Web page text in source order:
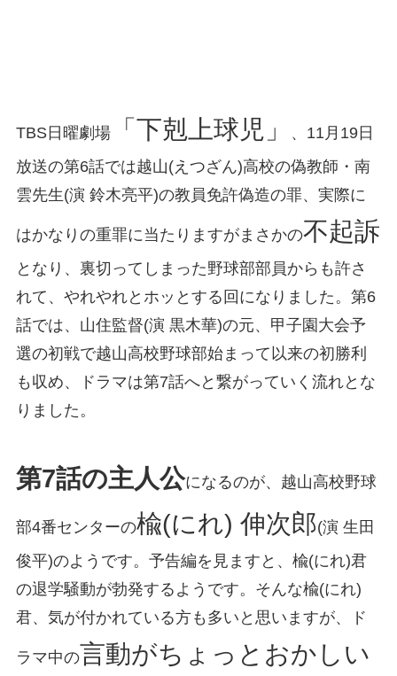
TBS日曜劇場「下剋上球児」
、11月19日
放送の第6話では越山(えつざん)高校の偽教師・南
雲先生(演 鈴木亮平)の教員免許偽造の罪、実際に
はかなりの重罪に当たりますがまさかの不起訴
となり、裏切ってしまった野球部部員からも許さ
れて、やれやれとホッとする回になりました。第6
話では、山住監督(演 黒木華)の元、甲子園大会予
選の初戦で越山高校野球部始まって以来の初勝利
も収め、ドラマは第7話へと繋がっていく流れとな
りました。
第7話の主人公になるのが、越山高校野球
部4番センターの楡(にれ) 伸次郎(演 生田
俊平)のようです。予告編を見ますと、楡(にれ)君
の退学騒動が勃発するようです。そんな楡(にれ)
君、気が付かれている方も多いと思いますが、ド
ラマ中の言動がちょっとおかしい